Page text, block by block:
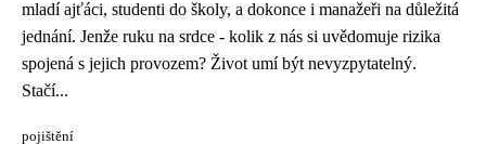
mladí ajťáci, studenti do školy, a dokonce i manažeři na důležitá
jednání. Jenže ruku na srdce - kolik z nás si uvědomuje rizika
spojená s jejich provozem? Život umí být nevyzpytatelný.
Stačí...
pojištění